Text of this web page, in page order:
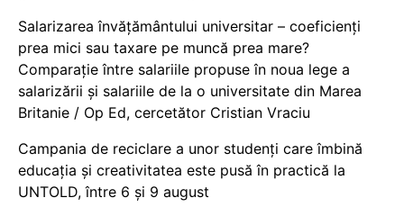
Salarizarea învățământului universitar – coeficienți
prea mici sau taxare pe muncă prea mare?
Comparație între salariile propuse în noua lege a
salarizării și salariile de la o universitate din Marea
Britanie / Op Ed, cercetător Cristian Vraciu
Campania de reciclare a unor studenți care îmbină
educația și creativitatea este pusă în practică la
UNTOLD, între 6 și 9 august